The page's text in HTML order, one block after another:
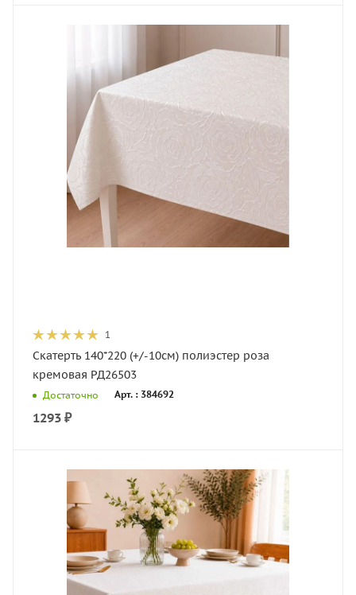
1
Скатерть 140*220 (+/-10см) полиэстер роза
кремовая РД26503
Достаточно Арт. : 384692
1293 ₽